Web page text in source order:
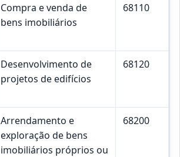
Compra e venda de
bens imobiliários
68110
Desenvolvimento de
projetos de edifícios
68120
Arrendamento e
exploração de bens
imobiliários próprios ou
68200